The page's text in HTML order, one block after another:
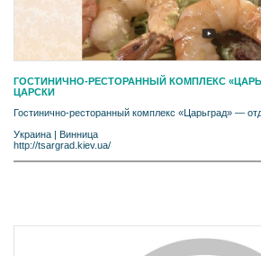
ГОСТИНИЧНО-РЕСТОРАННЫЙ КОМПЛЕКС
ЦАРСКИ
Гостинично-ресторанный комплекс «Царьград» —
Украина
Винница
http://tsargrad.kiev.ua/